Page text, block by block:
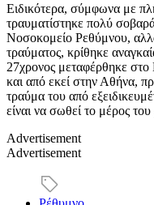
Ειδικότερα, σύμφωνα με
τραυματίστηκε πολύ
Νοσοκομείο Ρεθύμνου,
τραύματος, κρίθηκε
27χρονος μεταφέρθηκε
και από εκεί στην Αθήνα,
τραύμα του από
είναι να σωθεί το μέρος
Advertisement
Advertisement